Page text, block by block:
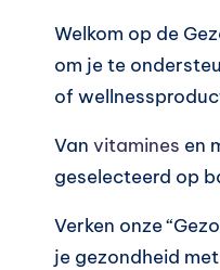
is
c
h
e
v
Welkom op de
om je te
of
Van vitamines en
geselecteerd op
Verken onze
je gezondheid